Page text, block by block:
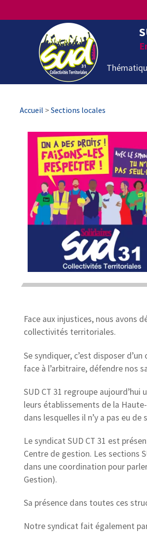
Accueil > Sections locales
Face aux injustices, nous avons
collectivités territoriales.
Se syndiquer, c’est disposer
face à l’arbitraire, défendre nos
SUD CT 31 regroupe
leurs établissements de la
dans lesquelles il n’y a pas eu
Le syndicat SUD CT 31 est
Centre de gestion. Les sections
dans une coordination pour
Gestion).
Sa présence dans toutes ces
Notre syndicat fait également